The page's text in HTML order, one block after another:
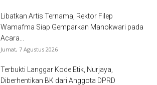
Libatkan Artis Ternama, Rektor Filep
Wamafma Siap Gemparkan Manokwari pada
Acara...
Jumat, 7 Agustus 2026
Terbukti Langgar Kode Etik, Nurjaya,
Diberhentikan BK dari Anggota DPRD